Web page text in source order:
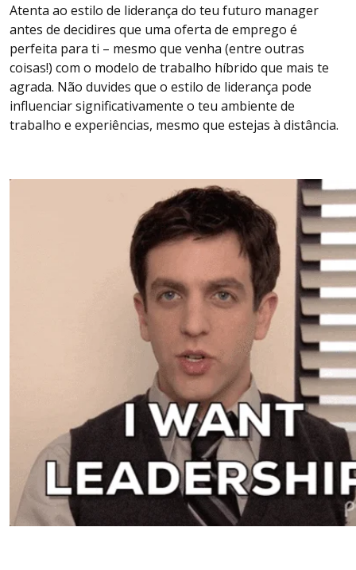
Atenta ao estilo de liderança do teu futuro manager
antes de decidires que uma oferta de emprego é
perfeita para ti – mesmo que venha (entre outras
coisas!) com o modelo de trabalho híbrido que mais te
agrada. Não duvides que o estilo de liderança pode
influenciar significativamente o teu ambiente de
trabalho e experiências, mesmo que estejas à distância.